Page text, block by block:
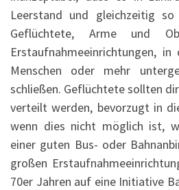
Leerstand und gleichzeitig
Geflüchtete, Arme und
Erstaufnahmeeinrichtungen,
Menschen oder mehr
schließen. Geflüchtete sollten
verteilt werden, bevorzugt in
wenn dies nicht möglich ist,
einer guten Bus- oder
großen
70er Jahren auf eine Initiative